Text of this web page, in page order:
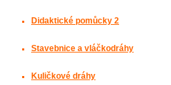
Didaktické pomůcky 2
Stavebnice a vláčkodráhy
Kuličkové dráhy